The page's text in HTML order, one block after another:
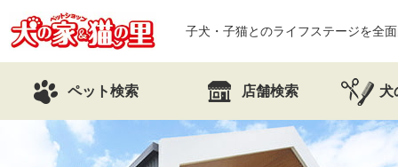
子犬・子猫とのライフステージを全
ペット検索 店舗検索 犬